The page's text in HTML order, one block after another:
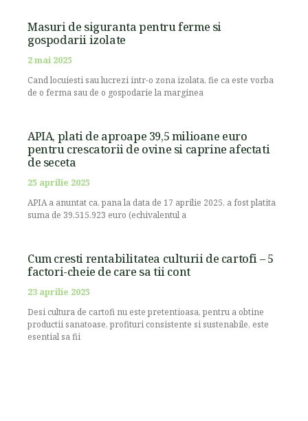
Masuri de siguranta pentru ferme si
gospodarii izolate
2 mai 2025
Cand locuiesti sau lucrezi intr-o zona izolata, fie ca este vorba
de o ferma sau de o gospodarie la marginea
APIA, plati de aproape 39,5 milioane euro
pentru crescatorii de ovine si caprine afectati
de seceta
25 aprilie 2025
APIA a anuntat ca, pana la data de 17 aprilie 2025, a fost platita
suma de 39.515.923 euro (echivalentul a
Cum cresti rentabilitatea culturii de cartofi – 5
factori-cheie de care sa tii cont
23 aprilie 2025
Desi cultura de cartofi nu este pretentioasa, pentru a obtine
productii sanatoase, profituri consistente si sustenabile, este
esential sa fii